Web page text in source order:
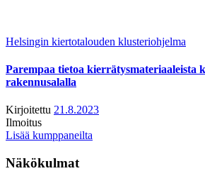
Helsingin kiertotalouden klusteriohjelma
Parempaa tietoa kierrätysmateriaaleista
rakennusalalla
Kirjoitettu 21.8.2023
Ilmoitus
Lisää kumppaneilta
Näkökulmat